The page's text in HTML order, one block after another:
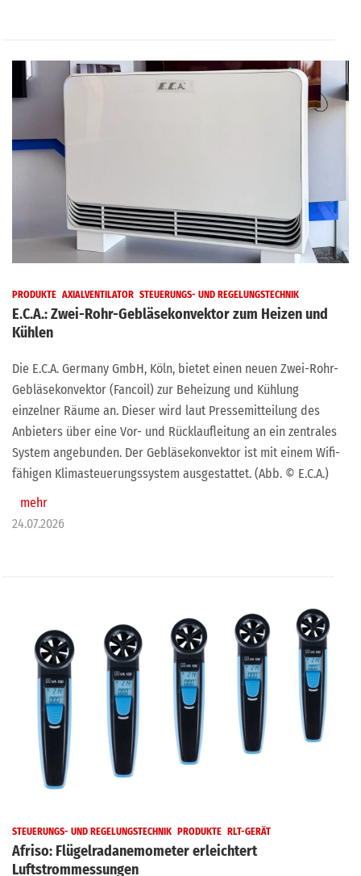
PRODUKTE AXIALVENTILATOR STEUERUNGS- UND REGELUNGSTECHNIK
E.C.A.: Zwei-Rohr-Gebläsekonvektor zum Heizen und
Kühlen
Die E.C.A. Germany GmbH, Köln, bietet einen neuen Zwei-Rohr-
Gebläsekonvektor (Fancoil) zur Beheizung und Kühlung
einzelner Räume an. Dieser wird laut Pressemitteilung des
Anbieters über eine Vor- und Rücklaufleitung an ein zentrales
System angebunden. Der Gebläsekonvektor ist mit einem Wifi-
fähigen Klimasteuerungssystem ausgestattet. (Abb. © E.C.A.)
mehr
24.07.2026
STEUERUNGS- UND REGELUNGSTECHNIK PRODUKTE RLT-GERÄT
Afriso: Flügelradanemometer erleichtert
Luftstrommessungen